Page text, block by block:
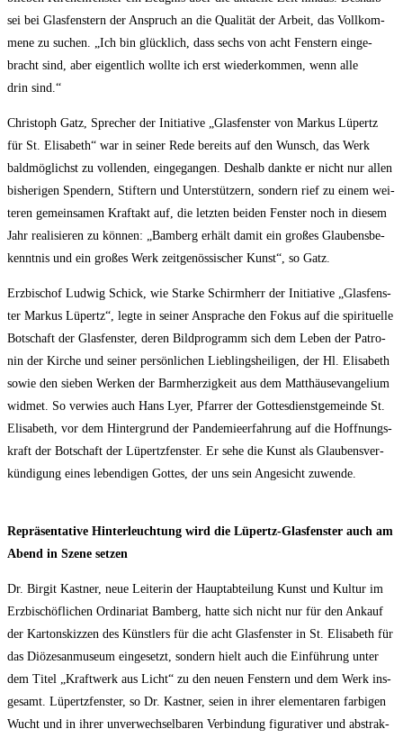
sei bei Glas­fens­tern der Anspruch an die Qua­li­tät der Arbeit, das Voll­kom­
me­ne zu suchen. „Ich bin glück­lich, dass sechs von acht Fens­tern ein­ge­
bracht sind, aber eigent­lich woll­te ich erst wie­der­kom­men, wenn alle
drin sind.“
Chris­toph Gatz, Spre­cher der Initia­ti­ve „Glas­fens­ter von Mar­kus Lüpertz
für St. Eli­sa­beth“ war in sei­ner Rede bereits auf den Wunsch, das Werk
bald­mög­lichst zu voll­enden, ein­ge­gan­gen. Des­halb dank­te er nicht nur allen
bis­he­ri­gen Spen­dern, Stif­tern und Unter­stüt­zern, son­dern rief zu einem wei­
te­ren gemein­sa­men Kraft­akt auf, die letz­ten bei­den Fens­ter noch in die­sem
Jahr rea­li­sie­ren zu kön­nen: „Bam­berg erhält damit ein gro­ßes Glau­bens­be­
kennt­nis und ein gro­ßes Werk zeit­ge­nös­si­scher Kunst“, so Gatz.
Erz­bi­schof Lud­wig Schick, wie Star­ke Schirm­herr der Initia­ti­ve „Glas­fens­
ter Mar­kus Lüpertz“, leg­te in sei­ner Anspra­che den Fokus auf die spi­ri­tu­el­le
Bot­schaft der Glas­fens­ter, deren Bild­pro­gramm sich dem Leben der Patro­
nin der Kir­che und sei­ner per­sön­li­chen Lieb­lings­hei­li­gen, der Hl. Eli­sa­beth
sowie den sie­ben Wer­ken der Barm­her­zig­keit aus dem Mat­thä­us­evan­ge­li­um
wid­met. So ver­wies auch Hans Lyer, Pfar­rer der Got­tes­dienst­ge­mein­de St.
Eli­sa­beth, vor dem Hin­ter­grund der Pan­de­mie­er­fah­rung auf die Hoff­nungs­
kraft der Bot­schaft der Lüpertzfens­ter. Er sehe die Kunst als Glau­bens­ver­
kün­di­gung eines leben­di­gen Got­tes, der uns sein Ange­sicht zuwende.
Reprä­sen­ta­ti­ve Hin­ter­leuch­tung wird die Lüpertz-Glas­fens­ter auch am
Abend in Sze­ne setzen
Dr. Bir­git Kast­ner, neue Lei­te­rin der Haupt­ab­tei­lung Kunst und Kul­tur im
Erz­bi­schöf­li­chen Ordi­na­ri­at Bam­berg, hat­te sich nicht nur für den Ankauf
der Kar­ton­skiz­zen des Künst­lers für die acht Glas­fens­ter in St. Eli­sa­beth für
das Diö­ze­san­mu­se­um ein­ge­setzt, son­dern hielt auch die Ein­füh­rung unter
dem Titel „Kraft­werk aus Licht“ zu den neu­en Fens­tern und dem Werk ins­
ge­samt. Lüpertzfens­ter, so Dr. Kast­ner, sei­en in ihrer ele­men­ta­ren far­bi­gen
Wucht und in ihrer unver­wech­sel­ba­ren Ver­bin­dung figu­ra­ti­ver und abs­trak­